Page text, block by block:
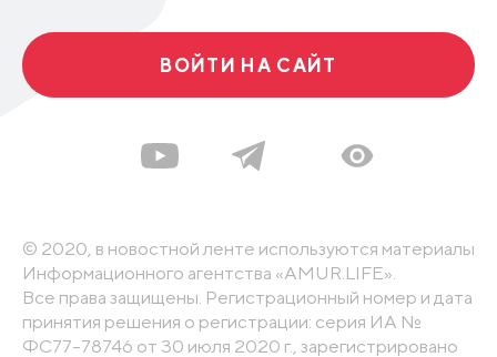
ВОЙТИ НА САЙТ
© 2020, в новостной ленте используются материалы
Информационного агентства «AMUR.LIFE».
Все права защищены. Регистрационный номер и дата
принятия решения о регистрации: серия ИА №
ФС77-78746 от 30 июля 2020 г., зарегистрировано